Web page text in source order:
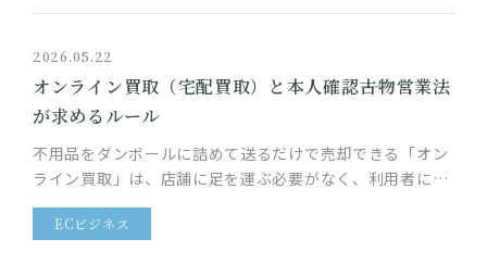
2026.05.22
オンライン買取（宅配買取）と本人確認――古物営業法
が求めるルール
不用品をダンボールに詰めて送るだけで売却できる「オン
ライン買取」は、店舗に足を運ぶ必要がなく、利用者にと
って非常に手軽なサービスです。一方、買取業者には、古
物営業法により本人確認な…
ECビジネス